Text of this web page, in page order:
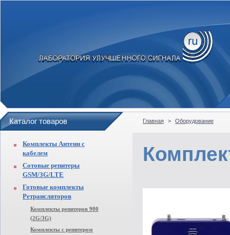
Каталог товаров
Комплекты Антенн с
кабелем
Сотовые репитеры
GSM/3G/LTE
Готовые комплекты
Ретрансляторов
Комплекты репитеров 900
(2G/3G)
Комплекты с репитером
Главная > Оборудование